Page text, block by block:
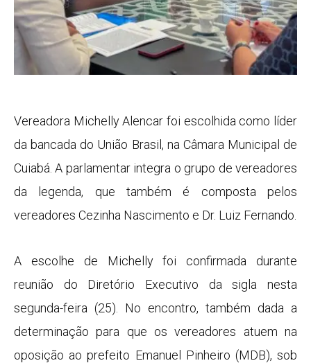
Vereadora Michelly Alencar foi escolhida como líder
da bancada do União Brasil, na Câmara Municipal de
Cuiabá. A parlamentar integra o grupo de vereadores
da legenda, que também é composta pelos
vereadores Cezinha Nascimento e Dr. Luiz Fernando.
A escolhe de Michelly foi confirmada durante
reunião do Diretório Executivo da sigla nesta
segunda-feira (25). No encontro, também dada a
determinação para que os vereadores atuem na
oposição ao prefeito Emanuel Pinheiro (MDB), sob